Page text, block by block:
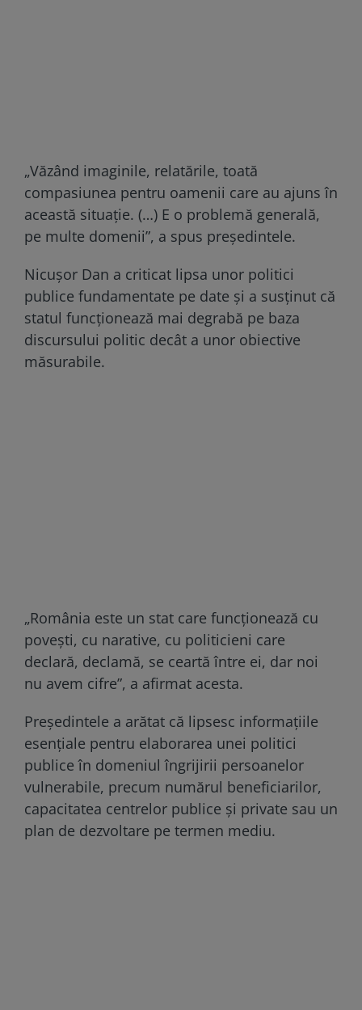
„Văzând imaginile, relatările, toată
compasiunea pentru oamenii care au ajuns în
această situaţie. (…) E o problemă generală,
pe multe domenii”, a spus președintele.
Nicușor Dan a criticat lipsa unor politici
publice fundamentate pe date și a susținut că
statul funcționează mai degrabă pe baza
discursului politic decât a unor obiective
măsurabile.
„România este un stat care funcţionează cu
poveşti, cu narative, cu politicieni care
declară, declamă, se ceartă între ei, dar noi
nu avem cifre”, a afirmat acesta.
Președintele a arătat că lipsesc informațiile
esențiale pentru elaborarea unei politici
publice în domeniul îngrijirii persoanelor
vulnerabile, precum numărul beneficiarilor,
capacitatea centrelor publice și private sau un
plan de dezvoltare pe termen mediu.